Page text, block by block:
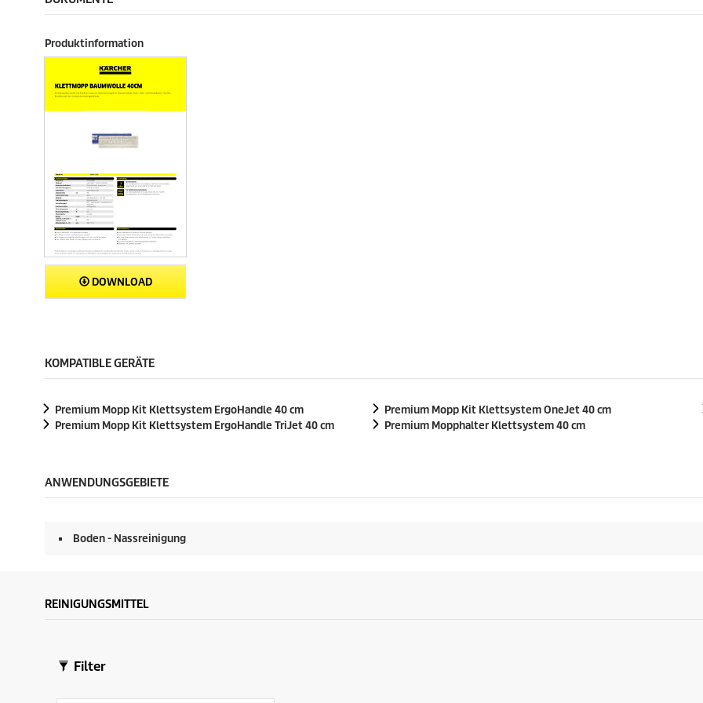
Produktinformation
DOWNLOAD
KOMPATIBLE GERÄTE
Premium Mopp Kit Klettsystem ErgoHandle 40 cm
Premium Mopp Kit Klettsystem ErgoHandle TriJet 40 cm
Premium Mopp Kit Klettsystem OneJet 40 cm
Premium Mopphalter Klettsystem 40 cm
ANWENDUNGSGEBIETE
Boden - Nassreinigung
REINIGUNGSMITTEL
Filter